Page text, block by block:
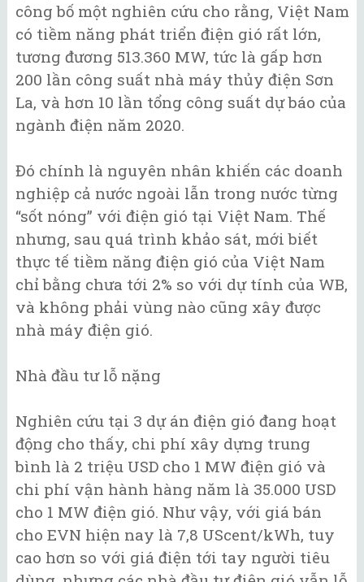
công bố một nghiên cứu cho rằng, Việt Nam
có tiềm năng phát triển điện gió rất lớn,
tương đương 513.360 MW, tức là gấp hơn
200 lần công suất nhà máy thủy điện Sơn
La, và hơn 10 lần tổng công suất dự báo của
ngành điện năm 2020.
Đó chính là nguyên nhân khiến các doanh
nghiệp cả nước ngoài lẫn trong nước từng
“sốt nóng” với điện gió tại Việt Nam. Thế
nhưng, sau quá trình khảo sát, mới biết
thực tế tiềm năng điện gió của Việt Nam
chỉ bằng chưa tới 2% so với dự tính của WB,
và không phải vùng nào cũng xây được
nhà máy điện gió.
Nhà đầu tư lỗ nặng
Nghiên cứu tại 3 dự án điện gió đang hoạt
động cho thấy, chi phí xây dựng trung
bình là 2 triệu USD cho 1 MW điện gió và
chi phí vận hành hàng năm là 35.000 USD
cho 1 MW điện gió. Như vậy, với giá bán
cho EVN hiện nay là 7,8 UScent/kWh, tuy
cao hơn so với giá điện tới tay người tiêu